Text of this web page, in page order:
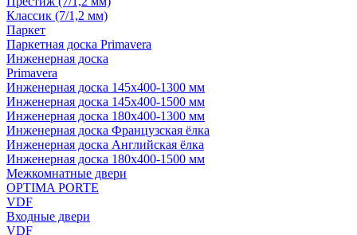
Классик (7/1,2 мм)
Паркет
Паркетная доска Primavera
Инженерная доска
Primavera
Инженерная доска 145x400-1300 мм
Инженерная доска 145x400-1500 мм
Инженерная доска 180x400-1300 мм
Инженерная доска Французская ёлка
Инженерная доска Английская ёлка
Инженерная доска 180x400-1500 мм
Межкомнатные двери
OPTIMA PORTE
VDF
Входные двери
VDF